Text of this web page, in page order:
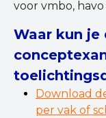
voor vmbo, havo
Waar kun je
Download
per vak of